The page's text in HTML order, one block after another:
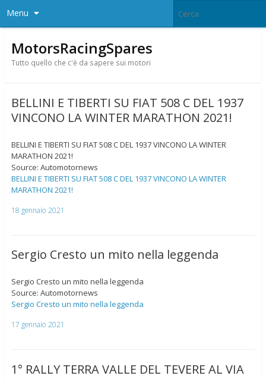
Menu
MotorsRacingSpares
Tutto quello che c'è da sapere sui motori
BELLINI E TIBERTI SU FIAT 508 C DEL 1937
VINCONO LA WINTER MARATHON 2021!
BELLINI E TIBERTI SU FIAT 508 C DEL 1937 VINCONO LA WINTER
MARATHON 2021!
Source: Automotornews
BELLINI E TIBERTI SU FIAT 508 C DEL 1937 VINCONO LA WINTER
MARATHON 2021!
18 gennaio 2021
Sergio Cresto un mito nella leggenda
Sergio Cresto un mito nella leggenda
Source: Automotornews
Sergio Cresto un mito nella leggenda
17 gennaio 2021
1° RALLY TERRA VALLE DEL TEVERE AL VIA